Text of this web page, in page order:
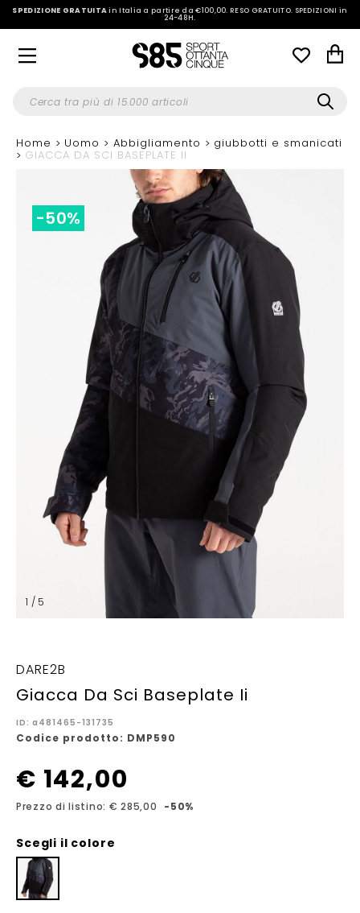
SPEDIZIONE GRATUITAin Italia a partire da €100,00.RESO GRATUITO. SPEDIZIONI in
24-48H.
Home Uomo Abbigliamento giubbotti e smanicati
GIACCA DA SCI BASEPLATE II
1 / 5
-50%
DARE2B
Giacca Da Sci Baseplate Ii
ID: a481465-131735
Codice prodotto: DMP590
€ 142,00
Prezzo di listino: € 285,00 -50%
Scegli il colore